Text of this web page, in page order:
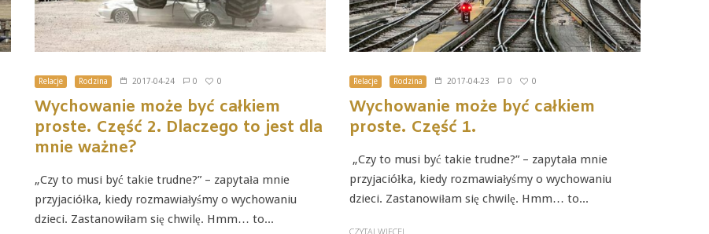
Relacje Rodzina 2017-04-24 0 0
Wychowanie może być całkiem
proste. Część 2. Dlaczego to jest dla
mnie ważne?
„Czy to musi być takie trudne?” – zapytała mnie
przyjaciółka, kiedy rozmawiałyśmy o wychowaniu
dzieci. Zastanowiłam się chwilę. Hmm… to...
Relacje Rodzina 2017-04-23 0 0
Wychowanie może być całkiem
proste. Część 1.
„Czy to musi być takie trudne?” – zapytała mnie
przyjaciółka, kiedy rozmawiałyśmy o wychowaniu
dzieci. Zastanowiłam się chwilę. Hmm… to...
CZYTAJ WIĘCEJ...